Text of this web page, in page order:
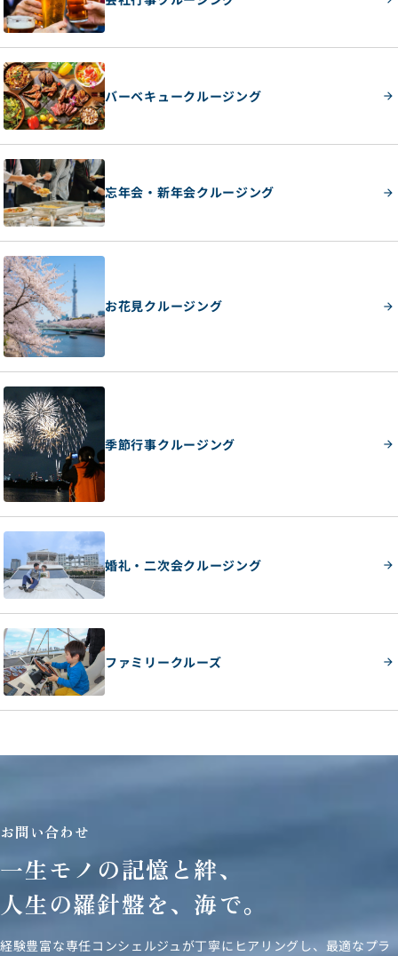
バーベキュークルージング
忘年会・新年会クルージング
お花見クルージング
季節行事クルージング
婚礼・二次会クルージング
ファミリークルーズ
お問い合わせ
一生モノの記憶と絆、
人生の羅針盤を、海で。
経験豊富な専任コンシェルジュが丁寧にヒアリングし、 最適なプラ